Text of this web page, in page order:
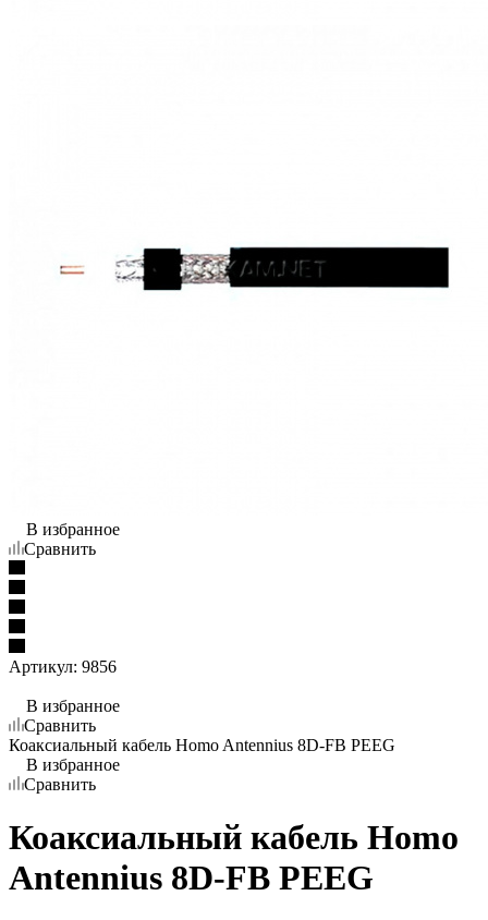
В избранное
Сравнить
Артикул: 9856
В избранное
Сравнить
Коаксиальный кабель Homo Antennius 8D-FB PEEG
В избранное
Сравнить
Коаксиальный кабель Homo
Antennius 8D-FB PEEG